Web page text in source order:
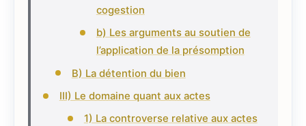
cogestion
b) Les arguments au soutien de
l’application de la présomption
B) La détention du bien
III) Le domaine quant aux actes
1) La controverse relative aux actes